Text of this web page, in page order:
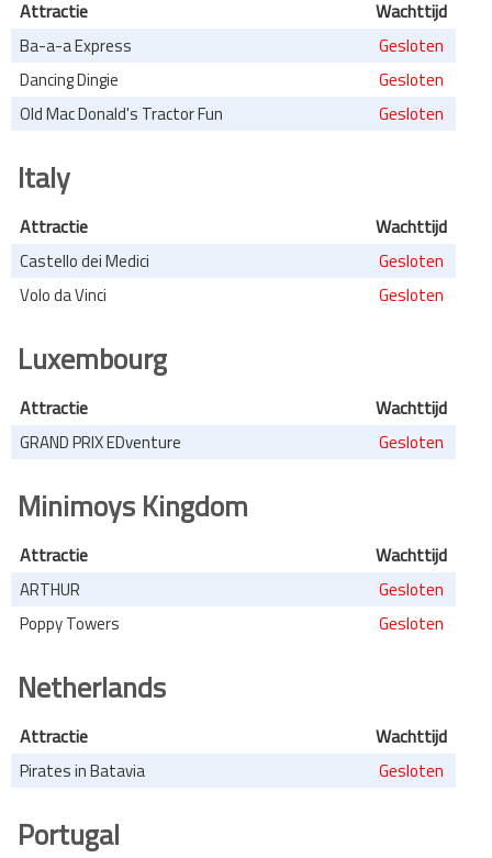
Attractie Wachttijd
Ba-a-a Express
Gesloten
Dancing Dingie
Gesloten
Old Mac Donald's Tractor Fun
Gesloten
Italy
Attractie Wachttijd
Castello dei Medici
Gesloten
Volo da Vinci
Gesloten
Luxembourg
Attractie Wachttijd
GRAND PRIX EDventure Gesloten
Minimoys Kingdom
Attractie Wachttijd
ARTHUR
Gesloten
Poppy Towers
Gesloten
Netherlands
Attractie Wachttijd
Pirates in Batavia Gesloten
Portugal